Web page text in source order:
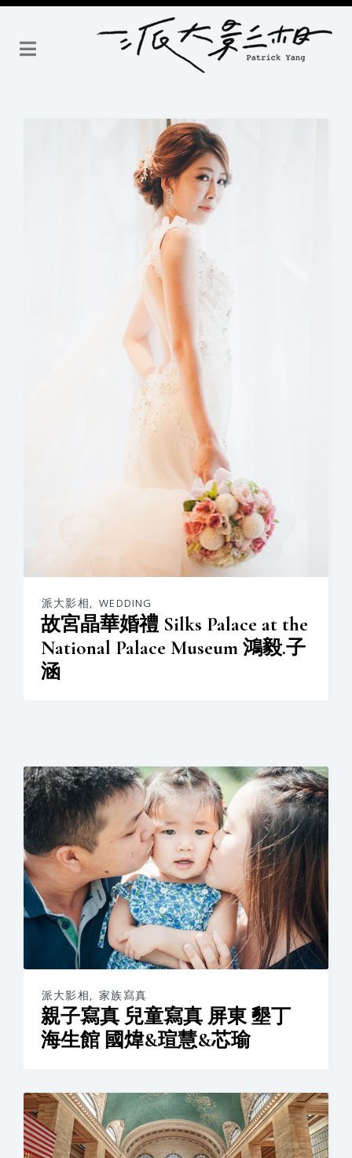
派大影相, WEDDING
故宮晶華婚禮 Silks Palace at the
National Palace Museum 鴻毅.子
涵
派大影相, 家族寫真
親子寫真 兒童寫真 屏東 墾丁
海生館 國煒&瑄慧&芯瑜